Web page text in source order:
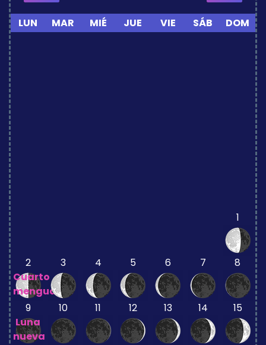
LUN MAR MIÉ JUE VIE SÁB DOM
1
2
Cuarto
menguante
3 4 5 6 7 8
9
Luna
nueva
10 11 12 13 14 15